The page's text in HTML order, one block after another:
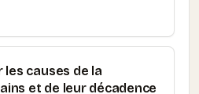
les causes de la
et de leur décadence